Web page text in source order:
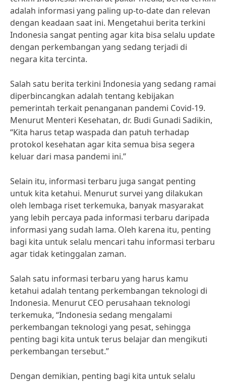
adalah informasi yang paling up-to-date dan relevan
dengan keadaan saat ini. Mengetahui berita terkini
Indonesia sangat penting agar kita bisa selalu update
dengan perkembangan yang sedang terjadi di
negara kita tercinta.
Salah satu berita terkini Indonesia yang sedang ramai
diperbincangkan adalah tentang kebijakan
pemerintah terkait penanganan pandemi Covid-19.
Menurut Menteri Kesehatan, dr. Budi Gunadi Sadikin,
“Kita harus tetap waspada dan patuh terhadap
protokol kesehatan agar kita semua bisa segera
keluar dari masa pandemi ini.”
Selain itu, informasi terbaru juga sangat penting
untuk kita ketahui. Menurut survei yang dilakukan
oleh lembaga riset terkemuka, banyak masyarakat
yang lebih percaya pada informasi terbaru daripada
informasi yang sudah lama. Oleh karena itu, penting
bagi kita untuk selalu mencari tahu informasi terbaru
agar tidak ketinggalan zaman.
Salah satu informasi terbaru yang harus kamu
ketahui adalah tentang perkembangan teknologi di
Indonesia. Menurut CEO perusahaan teknologi
terkemuka, “Indonesia sedang mengalami
perkembangan teknologi yang pesat, sehingga
penting bagi kita untuk terus belajar dan mengikuti
perkembangan tersebut.”
Dengan demikian, penting bagi kita untuk selalu